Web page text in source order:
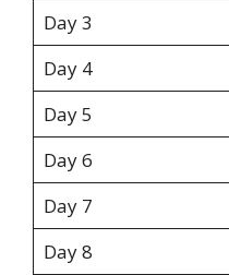
Day 3
Day 4
Day 5
Day 6
Day 7
Day 8